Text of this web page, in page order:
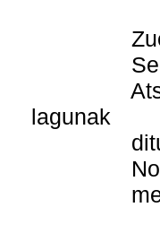
Zuek
lagunak
ditut
Nola